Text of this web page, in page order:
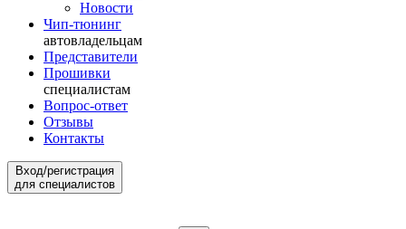
Новости
Чип-тюнинг
автовладельцам
Представители
Прошивки
специалистам
Вопрос-ответ
Отзывы
Контакты
Вход/регистрация
для специалистов